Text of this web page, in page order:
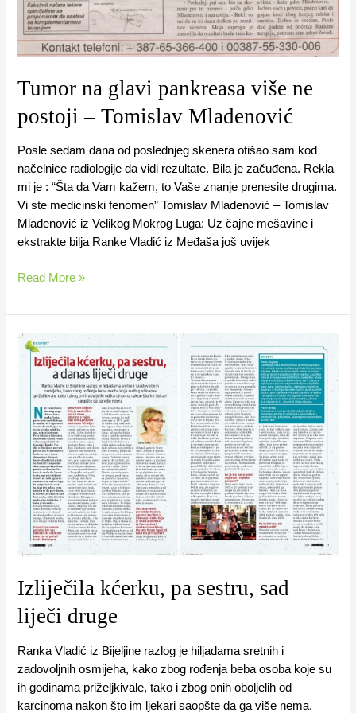
Tumor na glavi pankreasa više ne
postoji – Tomislav Mladenović
Posle sedam dana od poslednjeg skenera otišao sam kod
načelnice radiologije da vidi rezultate. Bila je začuđena. Rekla
mi je : “Šta da Vam kažem, to Vaše znanje prenesite drugima.
Vi ste medicinski fenomen” Tomislav Mladenović – Tomislav
Mladenović iz Velikog Mokrog Luga: Uz čajne mešavine i
ekstrakte bilja Ranke Vladić iz Međaša još uvijek
Read More »
Izliječila kćerku, pa sestru, sad
liječi druge
Ranka Vladić iz Bijeljine razlog je hiljadama sretnih i
zadovoljnih osmijeha, kako zbog rođenja beba osoba koje su
ih godinama priželjkivale, tako i zbog onih oboljelih od
karcinoma nakon što im ljekari saopšte da ga više nema.
Izliječila
kćerku,
sestru,
sad
liječi
druge